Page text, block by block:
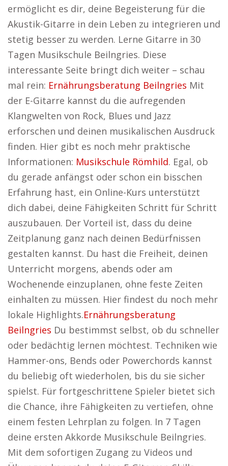
ermöglicht es dir, deine Begeisterung für die
Akustik-Gitarre in dein Leben zu integrieren und
stetig besser zu werden. Lerne Gitarre in 30
Tagen Musikschule Beilngries. Diese
interessante Seite bringt dich weiter – schau
mal rein: Ernährungsberatung Beilngries Mit
der E-Gitarre kannst du die aufregenden
Klangwelten von Rock, Blues und Jazz
erforschen und deinen musikalischen Ausdruck
finden. Hier gibt es noch mehr praktische
Informationen: Musikschule Römhild. Egal, ob
du gerade anfängst oder schon ein bisschen
Erfahrung hast, ein Online-Kurs unterstützt
dich dabei, deine Fähigkeiten Schritt für Schritt
auszubauen. Der Vorteil ist, dass du deine
Zeitplanung ganz nach deinen Bedürfnissen
gestalten kannst. Du hast die Freiheit, deinen
Unterricht morgens, abends oder am
Wochenende einzuplanen, ohne feste Zeiten
einhalten zu müssen. Hier findest du noch mehr
lokale Highlights.Ernährungsberatung
Beilngries Du bestimmst selbst, ob du schneller
oder bedächtig lernen möchtest. Techniken wie
Hammer-ons, Bends oder Powerchords kannst
du beliebig oft wiederholen, bis du sie sicher
spielst. Für fortgeschrittene Spieler bietet sich
die Chance, ihre Fähigkeiten zu vertiefen, ohne
einem festen Lehrplan zu folgen. In 7 Tagen
deine ersten Akkorde Musikschule Beilngries.
Mit dem sofortigen Zugang zu Videos und